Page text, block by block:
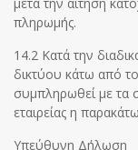
πληρωμής.
14.2 Κατά την
δικτύου κάτω από
συμπληρωθεί με τα
εταιρείας η
Υπεύθυνη Δήλωση